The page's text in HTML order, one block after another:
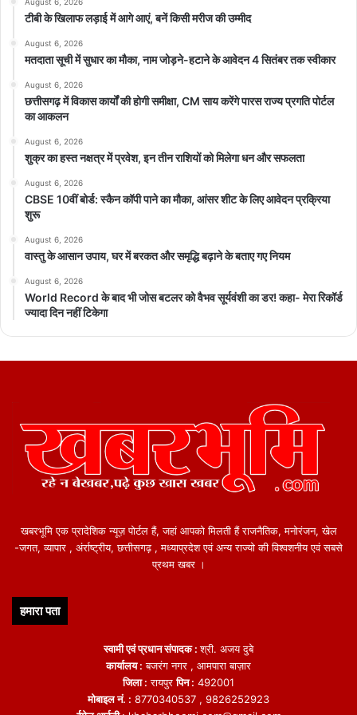
तीरंदाजी तथा स्क्वैश जैसी खेल सुविधाएँ शामिल होंगी।
सेमीकंडक्टर, इलेक्ट्रॉनिक्स और आईटी का उभरता हब
नवा रायपुर में राज्य का पहला SEZ आधारित एआई डेटा सेंटर पार्क स्थापित किया
जा रहा है, जिसमें लगभग 4,000 करोड़ रुपये का निजी निवेश अपेक्षित है।
यहाँ भारत का पहला GaN तकनीक आधारित सेमीकंडक्टर प्लांट स्थापित करने के
सेंटर (CFC) हेतु भारत सरकार से स्वीकृति प्राप्त हुई है, जहाँ PCB
प्रोटोटाइपिंग, 3D प्रिंटिंग और EMC टेस्टिंग जैसी आधुनिक सुविधाएँ उपलब्ध
होंगी।
सीबीडी क्षेत्र में प्लग-एंड-प्ले मॉडल पर आईटी कंपनियों को सुसज्जित कार्यालय
स्थान उपलब्ध कराए गए हैं। वर्तमान में लगभग 1,000 युवा कार्यरत हैं और
2,000 अतिरिक्त रोजगार सृजन की संभावना है।
सतत विकास और हरित पहल
शहर के 26 प्रतिशत हरित क्षेत्र को संरक्षित और विस्तारित करने में मदद मिली
बायोस्वेल्स, रिचार्ज सिस्टम और हरित कॉरिडोर जैसे उपाय नवा रायपुर को
प्राधिकरण की आगामी कार्ययोजना
आधुनिक एवं निवेश-आकर्षक बनाने हेतु कई महत्वाकांक्षी परियोजनाओं पर कार्य कर
रहा है:
सेरीखेड़ी और मंदिरहसौद क्षेत्र में लगभग 1,100 एकड़ पर 800 करोड़ रुपये की
लागत से अधोसंरचना विकास।
टीबी के खिलाफ लड़ाई में आगे आएं, बनें किसी मरीज की उम्मीद
August 6, 2026
मतदाता सूची में सुधार का मौका, नाम जोड़ने-हटाने के आवेदन 4 सितंबर तक स्वीकार
August 6, 2026
छत्तीसगढ़ में विकास कार्यों की होगी समीक्षा, CM साय करेंगे पारस राज्य प्रगति पोर्टल
का आकलन
August 6, 2026
शुक्र का हस्त नक्षत्र में प्रवेश, इन तीन राशियों को मिलेगा धन और सफलता
August 6, 2026
CBSE 10वीं बोर्ड: स्कैन कॉपी पाने का मौका, आंसर शीट के लिए आवेदन प्रक्रिया
शुरू
August 6, 2026
वास्तु के आसान उपाय, घर में बरकत और समृद्धि बढ़ाने के बताए गए नियम
August 6, 2026
World Record के बाद भी जोस बटलर को वैभव सूर्यवंशी का डर! कहा- मेरा रिकॉर्ड
ज्यादा दिन नहीं टिकेगा
खबरभूमि एक प्रादेशिक न्यूज़ पोर्टल हैं, जहां आपको मिलती हैं राजनैतिक, मनोरंजन, खेल
-जगत, व्यापार , अंर्राष्ट्रीय, छत्तीसगढ़ , मध्याप्रदेश एवं अन्य राज्यो की विश्वशनीय एवं सबसे
प्रथम खबर ।
हमारा पता
स्वामी एवं प्रधान संपादक :श्री. अजय दुबे
कार्यालय : बजरंग नगर , आमपारा बाज़ार
जिला : रायपुरपिन : 492001
मोबाइल नं. : 8770340537 , 9826252923